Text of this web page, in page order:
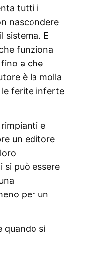
tutti i
nascondere
sistema. E
funziona
a che
è la molla
le ferite inferte
e
un editore
si può essere
per un
quando si